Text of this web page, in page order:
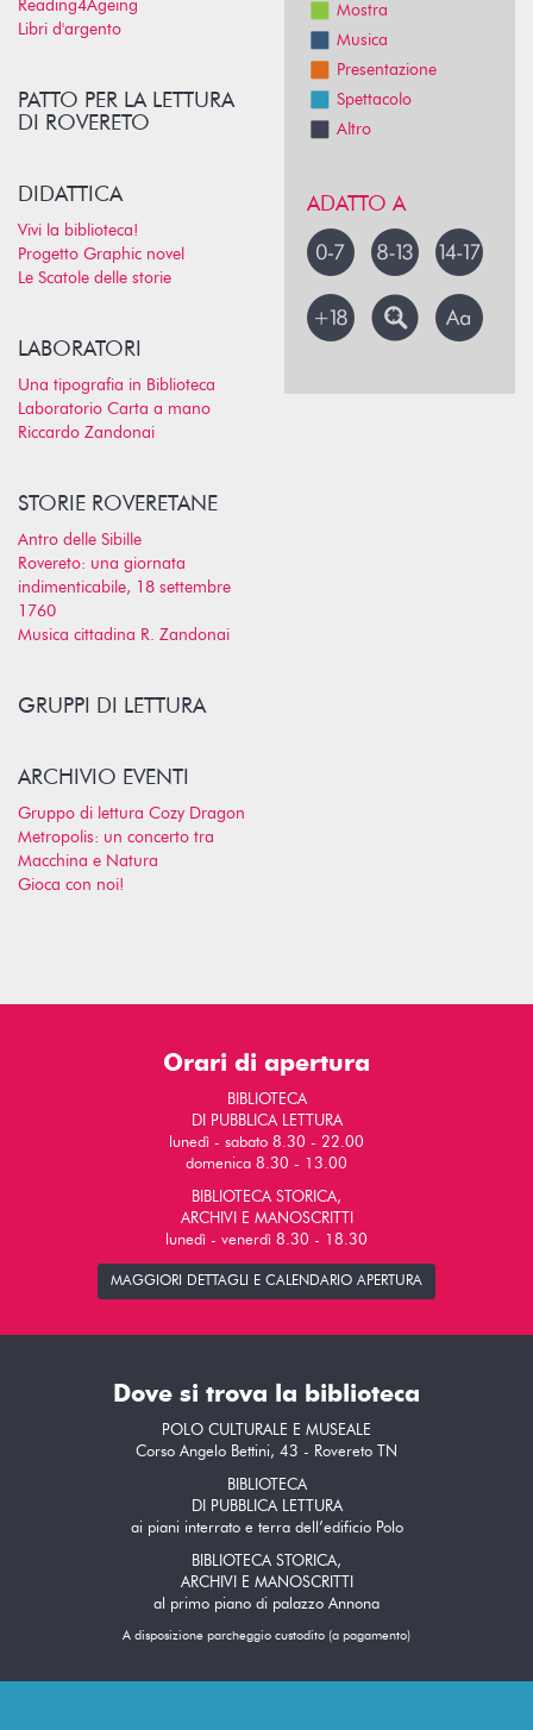
Reading4Ageing
Libri d'argento
PATTO PER LA LETTURA
DI ROVERETO
DIDATTICA
Vivi la biblioteca!
Progetto Graphic novel
Le Scatole delle storie
LABORATORI
Una tipografia in Biblioteca
Laboratorio Carta a mano
Riccardo Zandonai
STORIE ROVERETANE
Antro delle Sibille
Rovereto: una giornata
indimenticabile, 18 settembre
1760
Musica cittadina R. Zandonai
GRUPPI DI LETTURA
ARCHIVIO EVENTI
Gruppo di lettura Cozy Dragon
Metropolis: un concerto tra
Macchina e Natura
Gioca con noi!
Mostra
Musica
Presentazione
Spettacolo
Altro
ADATTO A
Orari di apertura
BIBLIOTECA
DI PUBBLICA LETTURA
lunedì - sabato 8.30 - 22.00
domenica 8.30 - 13.00
BIBLIOTECA STORICA,
ARCHIVI E MANOSCRITTI
lunedì - venerdì 8.30 - 18.30
MAGGIORI DETTAGLI E CALENDARIO APERTURA
Dove si trova la biblioteca
POLO CULTURALE E MUSEALE
Corso Angelo Bettini, 43 - Rovereto TN
BIBLIOTECA
DI PUBBLICA LETTURA
ai piani interrato e terra dell’edificio Polo
BIBLIOTECA STORICA,
ARCHIVI E MANOSCRITTI
al primo piano di palazzo Annona
A disposizione parcheggio custodito (a pagamento)